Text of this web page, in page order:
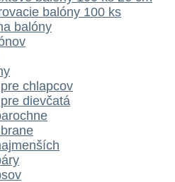
balóny 100 ks
balóny
chlapcov
dievčatá